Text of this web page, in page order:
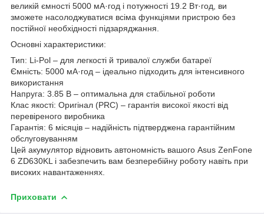
великій ємності 5000 мА·год і потужності 19.2 Вт·год, ви
зможете насолоджуватися всіма функціями пристрою без
постійної необхідності підзаряджання.
Основні характеристики:
Тип: Li-Pol – для легкості й тривалої служби батареї
Ємність: 5000 мА·год – ідеально підходить для інтенсивного
використання
Напруга: 3.85 В – оптимальна для стабільної роботи
Клас якості: Оригінал (PRC) – гарантія високої якості від
перевіреного виробника
Гарантія: 6 місяців – надійність підтверджена гарантійним
обслуговуванням
Цей акумулятор відновить автономність вашого Asus ZenFone
6 ZD630KL і забезпечить вам безперебійну роботу навіть при
високих навантаженнях.
Приховати